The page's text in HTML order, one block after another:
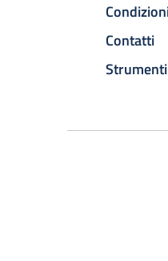
Contatti